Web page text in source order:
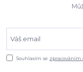
Souhlasím se zpracováním